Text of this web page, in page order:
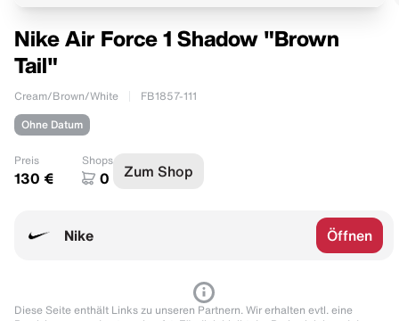
Nike Air Force 1 Shadow "Brown
Tail"
Cream/Brown/White FB1857-111
Ohne Datum
Preis
130 €
Shops
0 Zum Shop
Nike Öffnen
Diese Seite enthält Links zu unseren Partnern. Wir erhalten evtl. eine